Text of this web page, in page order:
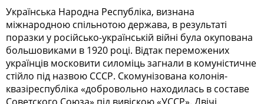
Українська Народна Республіка, визнана
міжнародною спільнотою держава, в результаті
поразки у російсько-українській війні була окупована
большовиками в 1920 році. Відтак переможених
українців московити силоміць загнали в комуністичне
стійло під назвою СССР. Скомунізована колонія-
квазіреспубліка «добровольно находилась в составе